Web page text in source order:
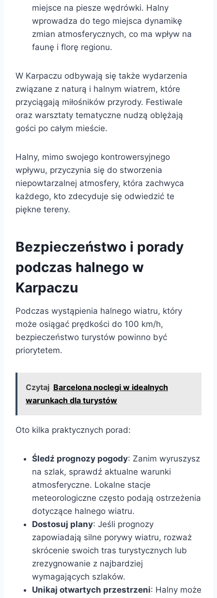
miejsce na piesze wędrówki. Halny
wprowadza do tego miejsca dynamikę
zmian atmosferycznych, co ma wpływ na
faunę i florę regionu.
W Karpaczu odbywają się także wydarzenia
związane z naturą i halnym wiatrem, które
przyciągają miłośników przyrody. Festiwale
oraz warsztaty tematyczne nudzą oblężają
gości po całym mieście.
Halny, mimo swojego kontrowersyjnego
wpływu, przyczynia się do stworzenia
niepowtarzalnej atmosfery, która zachwyca
każdego, kto zdecyduje się odwiedzić te
piękne tereny.
Bezpieczeństwo i porady
podczas halnego w
Karpaczu
Podczas wystąpienia halnego wiatru, który
może osiągać prędkości do 100 km/h,
bezpieczeństwo turystów powinno być
priorytetem.
Czytaj Barcelona noclegi w idealnych
warunkach dla turystów
Oto kilka praktycznych porad:
Śledź prognozy pogody: Zanim wyruszysz
na szlak, sprawdź aktualne warunki
atmosferyczne. Lokalne stacje
meteorologiczne często podają ostrzeżenia
dotyczące halnego wiatru.
Dostosuj plany: Jeśli prognozy
zapowiadają silne porywy wiatru, rozważ
skrócenie swoich tras turystycznych lub
zrezygnowanie z najbardziej
wymagających szlaków.
Unikaj otwartych przestrzeni: Halny może